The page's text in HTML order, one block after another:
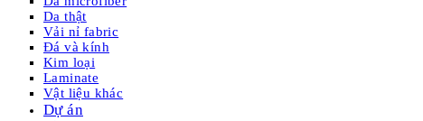
Da thật
Vải nỉ fabric
Đá và kính
Kim loại
Laminate
Vật liệu khác
Dự án